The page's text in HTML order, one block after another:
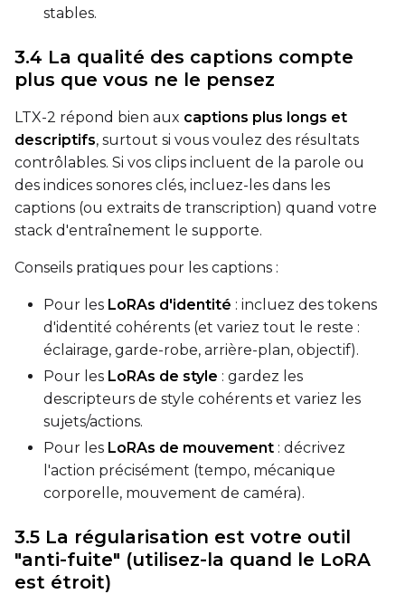
Seed
LoRA Scale
Prompt
Width
Height
LoRA Scale
stables.
3.4 La qualité des captions compte
plus que vous ne le pensez
LTX-2 répond bien aux captions plus longs et
descriptifs, surtout si vous voulez des résultats
contrôlables. Si vos clips incluent de la parole ou
des indices sonores clés, incluez-les dans les
captions (ou extraits de transcription) quand votre
stack d'entraînement le supporte.
Conseils pratiques pour les captions :
Pour les LoRAs d'identité : incluez des tokens
d'identité cohérents (et variez tout le reste :
éclairage, garde-robe, arrière-plan, objectif).
Pour les LoRAs de style : gardez les
descripteurs de style cohérents et variez les
sujets/actions.
Pour les LoRAs de mouvement : décrivez
l'action précisément (tempo, mécanique
corporelle, mouvement de caméra).
3.5 La régularisation est votre outil
"anti-fuite" (utilisez-la quand le LoRA
est étroit)